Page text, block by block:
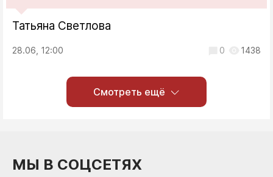
Татьяна Светлова
28.06, 12:00 0 1438
Смотреть ещё
МЫ В СОЦСЕТЯХ